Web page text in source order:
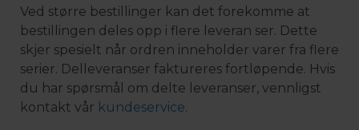
Ved større bestillinger kan det forekomme at
bestillingen deles opp i flere leveran ser. Dette
skjer spesielt når ordren inneholder varer fra flere
serier. Delleveranser faktureres fortløpende. Hvis
du har spørsmål om delte leveranser, vennligst
kontakt vår kundeservice.